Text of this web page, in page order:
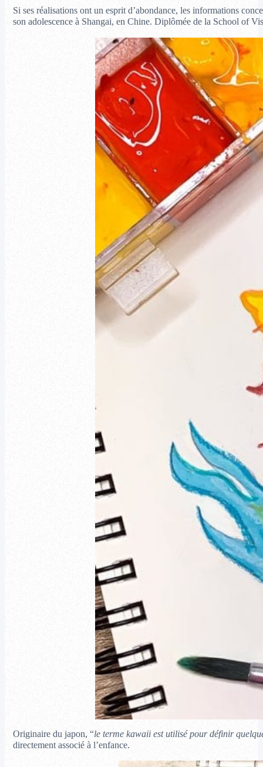
Si ses réalisations ont un esprit d’abondance, les informations
son adolescence à Shangai, en Chine. Diplômée de la School of
Originaire du japon, “le terme kawaii est utilisé pour définir
directement associé à l’enfance.